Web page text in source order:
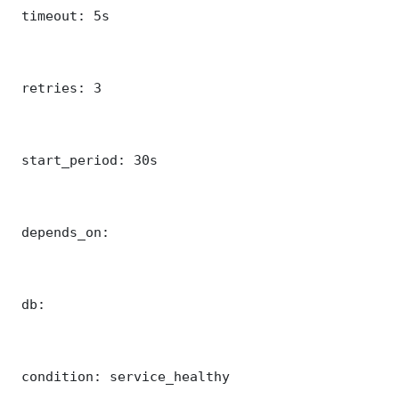
timeout: 5s
retries: 3
start_period: 30s
depends_on:
db:
condition: service_healthy